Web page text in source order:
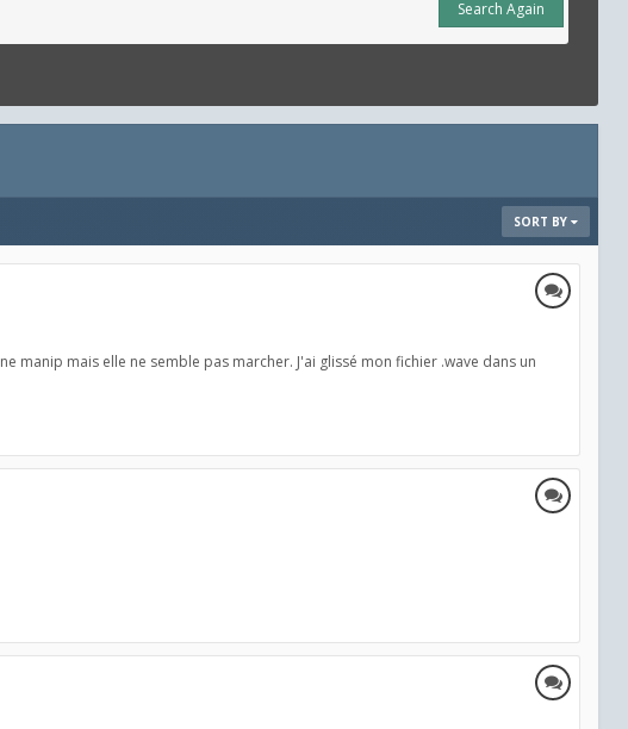
Search Again
SORT BY
manip mais elle ne semble pas marcher. J'ai glissé mon fichier .wave dans un